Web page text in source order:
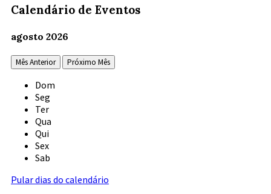
Calendário de Eventos
agosto 2026
Mês Anterior Próximo Mês
Dom
Seg
Ter
Qua
Qui
Sex
Sab
Pular dias do calendário